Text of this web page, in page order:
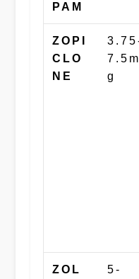
PAM
ZOPI
CLO
NE
7.5m
g
ZOL
5-